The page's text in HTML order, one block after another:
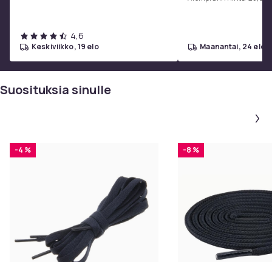
4,6
keskiviikko, 19 elo maanantai, 24 elo
Suosituksia sinulle
-4 % -8 %